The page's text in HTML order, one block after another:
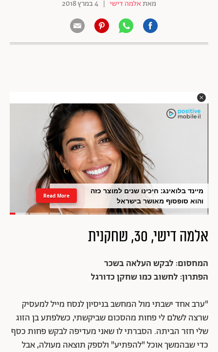
מאתאלמה דישי | 4 במרץ 2018
מיינד בלואינג: חיכינו שנים למוצר כזה
והוא סופסוף מאושר בישראל
Read More
אלמה דישי, 30, שחקנית
המחסום: לבקש העלאה בשכר
הפתרון: לחשוב כמו שחקן כדורגל
"ערב אחד ישבתי מול המחשב בניסיון לנסח מייל למעסיק
שרצה לשלם לי פחות מהסכום שביקשתי, כשלפתע בן הזוג
שלי חזר הביתה. הסברתי לו שאני מעדיפה לבקש פחות כסף
כדי שבהמשך אוכל "להפתיע" ולספק תוצאה מעולה, אבל